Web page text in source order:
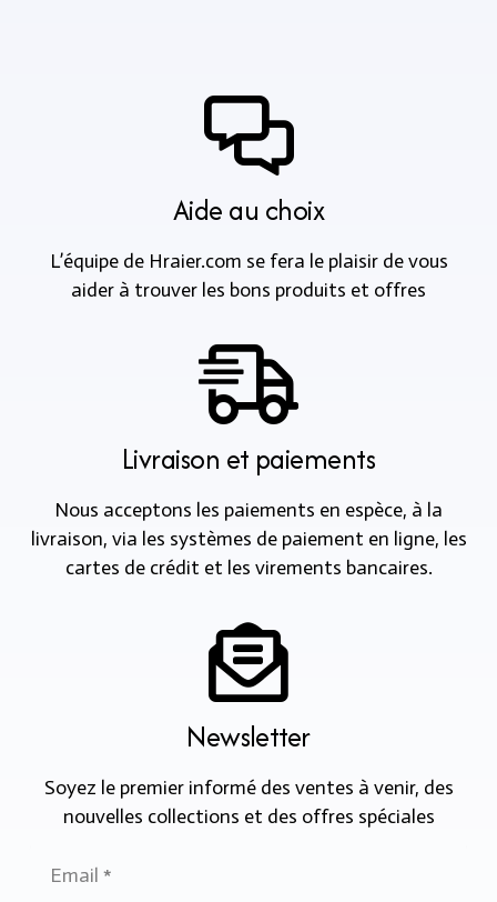
Aide au choix
L’équipe de Hraier.com se fera le plaisir de vous
aider à trouver les bons produits et offres
Livraison et paiements
Nous acceptons les paiements en espèce, à la
livraison, via les systèmes de paiement en ligne, les
cartes de crédit et les virements bancaires.
Newsletter
Soyez le premier informé des ventes à venir, des
nouvelles collections et des offres spéciales